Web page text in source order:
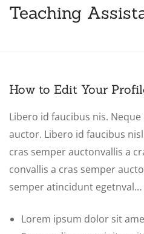
Teaching
How to Edit Your
Libero id faucibus nis.
auctor. Libero id faucibus
cras semper auctonvallis a
convallis a cras semper
semper atincidunt egetnval…
Lorem ipsum dolor sit